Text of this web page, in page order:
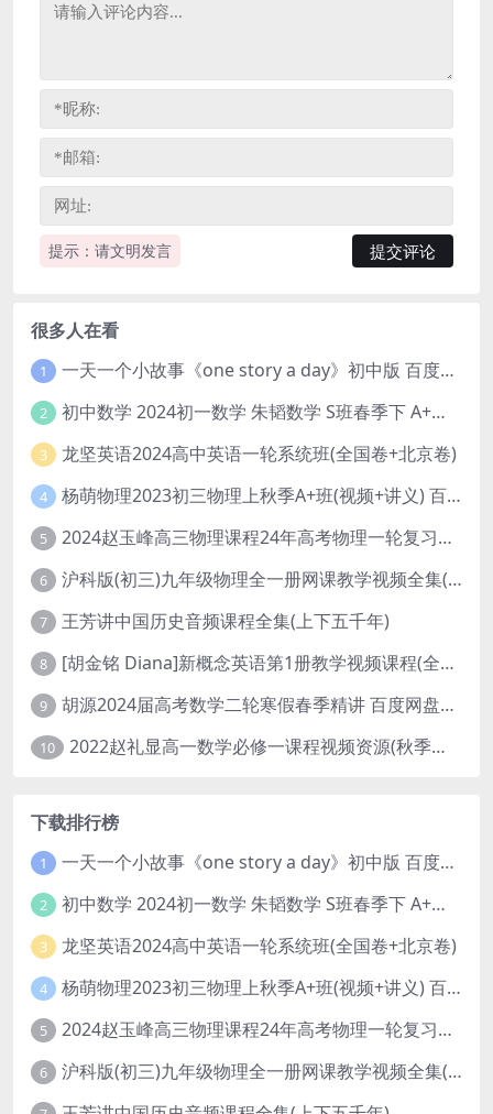
提示：请文明发言
很多人在看
1 一天一个小故事《one story a day》初中版 百度网盘分享下载
2 初中数学 2024初一数学 朱韬数学 S班春季下 A+班春季下 百度云网盘
3 龙坚英语2024高中英语一轮系统班(全国卷+北京卷)
4 杨萌物理2023初三物理上秋季A+班(视频+讲义) 百度网盘分享
5 2024赵玉峰高三物理课程24年高考物理一轮复习网课教程
6 沪科版(初三)九年级物理全一册网课教学视频全集(录播版 杜春雨 66讲)
7 王芳讲中国历史音频课程全集(上下五千年)
8 [胡金铭 Diana]新概念英语第1册教学视频课程(全集 百度网盘下载)
9 胡源2024届高考数学二轮寒假春季精讲 百度网盘分享
10 2022赵礼显高一数学必修一课程视频资源(秋季班 含讲义)百度网盘云
下载排行榜
1 一天一个小故事《one story a day》初中版 百度网盘分享下载
2 初中数学 2024初一数学 朱韬数学 S班春季下 A+班春季下 百度云网盘
3 龙坚英语2024高中英语一轮系统班(全国卷+北京卷)
4 杨萌物理2023初三物理上秋季A+班(视频+讲义) 百度网盘分享
5 2024赵玉峰高三物理课程24年高考物理一轮复习网课教程
6 沪科版(初三)九年级物理全一册网课教学视频全集(录播版 杜春雨 66讲)